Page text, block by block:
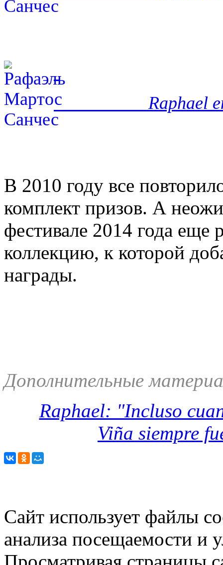
Raphael
В 2010 году все
комплект призов. А
фестивале 2014 года еще
коллекцию, к которой
награды.
Дополнительные
Raphael: "Incluso
Viña siempre
Сайт использует файлы
анализа посещаемости и